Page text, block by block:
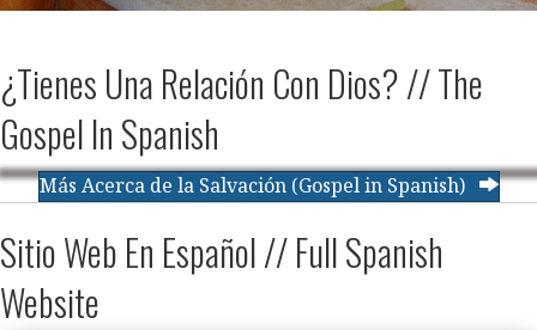
¿Tienes Una Relación Con Dios? // The
Gospel In Spanish
Más Acerca de la Salvación (Gospel in Spanish)
Sitio Web En Español // Full Spanish
Website